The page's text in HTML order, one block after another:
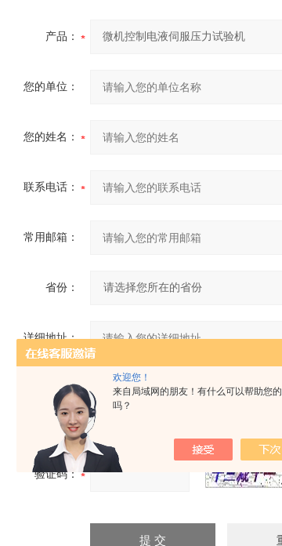
欢迎您！
来自局域网的朋友！有什么可以帮助您的
吗？
产品：
您的单位：
您的姓名：
联系电话：
常用邮箱：
省份：
详细地址：
补充说明：
验证码：